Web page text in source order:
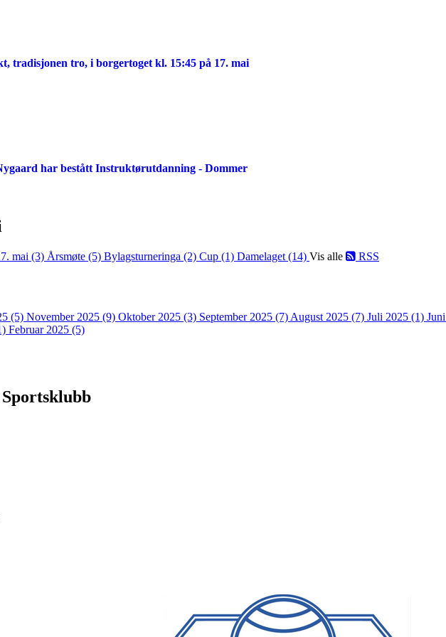
tradisjonen tro, i borgertoget kl. 15:45 på 17. mai
har bestått Instruktørutdanning - Dommer
mai (3) Årsmøte (5) Bylagsturneringa (2) Cup (1) Damelaget (14) Vis alle RSS
(5) November 2025 (9) Oktober 2025 (3) September 2025 (7) August 2025 (7) Juli 2025 (1)
Februar 2025 (5)